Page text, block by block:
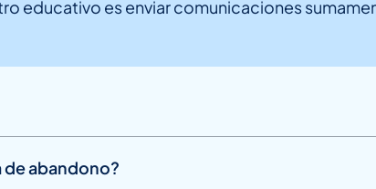
educativo es enviar comunicaciones
de abandono?